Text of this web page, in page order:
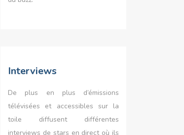
Interviews
De plus en plus d’émissions
télévisées et accessibles sur la
toile diffusent différentes
interviews de stars en direct où ils